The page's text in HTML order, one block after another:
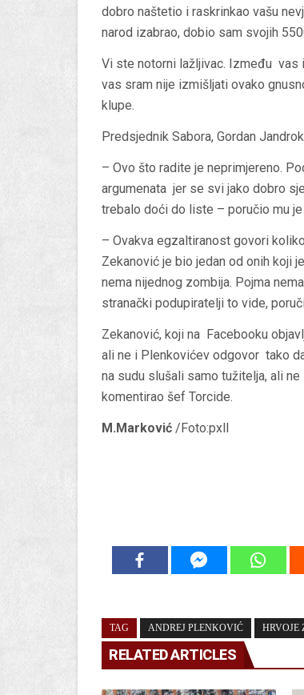
dobro naštetio i raskrinkao vašu
narod izabrao, dobio sam svojih
Vi ste notorni lažljivac. Između vas
vas sram nije izmišljati ovako
klupe.
Predsjednik Sabora, Gordan
– Ovo što radite je neprimjereno.
argumenata jer se svi jako dobro
trebalo doći do liste – poručio mu
– Ovakva egzaltiranost govori
Zekanović je bio jedan od onih koji
nema nijednog zombija. Pojma
stranački podupiratelji to vide,
Zekanović, koji na Facebooku
ali ne i Plenkovićev odgovor tako
na sudu slušali samo tužitelja, ali
komentirao šef Torcide.
M.Marković /Foto:pxll
TAG ANDREJ PLENKOVIĆ HRVOJE
RELATED ARTICLES